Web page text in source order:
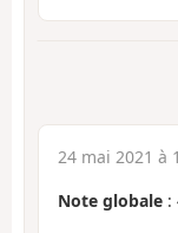
24 mai 2021 à
Note globale :